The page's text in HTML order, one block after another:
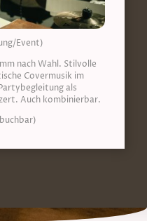
Event)
nach Wahl. Stilvolle
Covermusik im
als
Auch kombinierbar.